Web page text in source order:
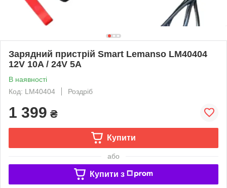
Зарядний пристрій Smart Lemanso LM40404
12V 10A / 24V 5A
В наявності
Код: LM40404
Роздріб
1 399 ₴
Купити
або
Купити з